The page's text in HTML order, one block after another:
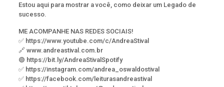
Estou aqui para mostrar a você, como deixar um Legado de
sucesso.
ME ACOMPANHE NAS REDES SOCIAIS!
✅ https://www.youtube.com/c/AndreaStival
🔗 www.andreastival.com.br
🟢 https://bit.ly/AndreaStivalSpotify
✅ https://instagram.com/andrea_oswaldostival
✅ https://facebook.com/leiturasandreastival